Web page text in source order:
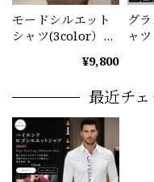
モードシルエット
シャツ(3color）
¥9,800
グ
ャ
最近チ